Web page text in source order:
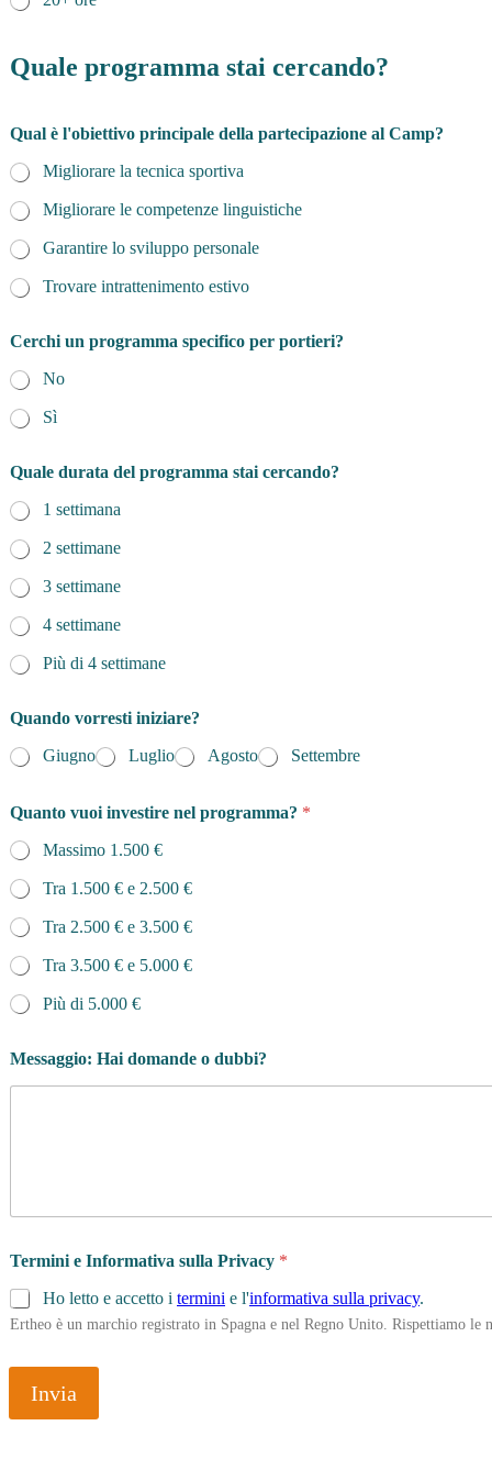
Quale programma stai cercando?
Qual è l'obiettivo principale della partecipazione al Camp?
Migliorare la tecnica sportiva
Migliorare le competenze linguistiche
Garantire lo sviluppo personale
Trovare intrattenimento estivo
Cerchi un programma specifico per portieri?
No
Sì
Quale durata del programma stai cercando?
1 settimana
2 settimane
3 settimane
4 settimane
Più di 4 settimane
Quando vorresti iniziare?
Giugno
Luglio Agosto Settembre
Quanto vuoi investire nel programma? *
Massimo 1.500 €
Tra 1.500 € e 2.500 €
Tra 2.500 € e 3.500 €
Tra 3.500 € e 5.000 €
Più di 5.000 €
Messaggio: Hai domande o dubbi?
Termini e Informativa sulla Privacy *
Ho letto e accetto i termini e l'informativa sulla privacy.
Ertheo è un marchio registrato in Spagna e nel Regno Unito. Rispettiamo
Invia